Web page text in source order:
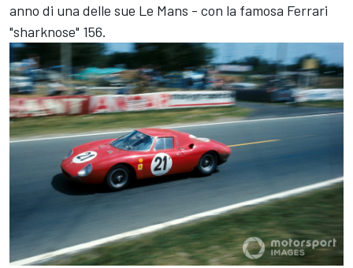
anno di una delle sue Le Mans - con la famosa Ferrari
"sharknose" 156.